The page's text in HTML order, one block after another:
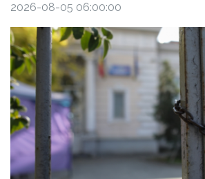
2026-08-05 06:00:00